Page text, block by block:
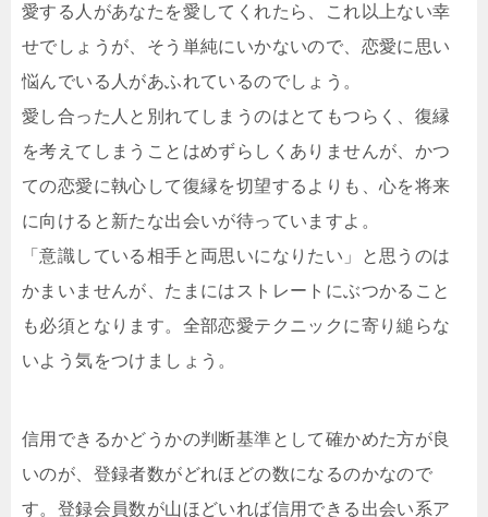
愛する人があなたを愛してくれたら、これ以上ない幸
せでしょうが、そう単純にいかないので、恋愛に思い
悩んでいる人があふれているのでしょう。
愛し合った人と別れてしまうのはとてもつらく、復縁
を考えてしまうことはめずらしくありませんが、かつ
ての恋愛に執心して復縁を切望するよりも、心を将来
に向けると新たな出会いが待っていますよ。
「意識している相手と両思いになりたい」と思うのは
かまいませんが、たまにはストレートにぶつかること
も必須となります。全部恋愛テクニックに寄り縋らな
いよう気をつけましょう。
信用できるかどうかの判断基準として確かめた方が良
いのが、登録者数がどれほどの数になるのかなので
す。登録会員数が山ほどいれば信用できる出会い系ア